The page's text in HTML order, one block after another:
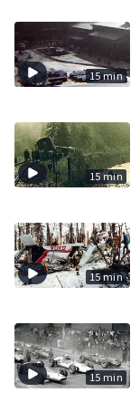
15 min
15 min
15 min
15 min